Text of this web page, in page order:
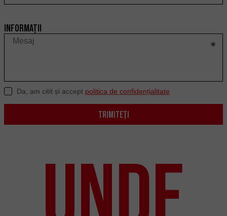
Informații
Da, am citit și accept politica de confidențialitate
TRIMITEȚI
Unde